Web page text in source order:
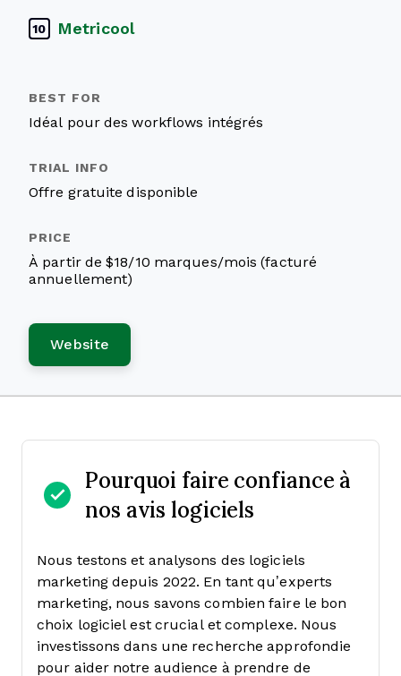
10 Metricool
Idéal pour des workflows intégrés
Offre gratuite disponible
À partir de $18/10 marques/mois (facturé
annuellement)
Website
Pourquoi faire confiance à
nos avis logiciels
Nous testons et analysons des logiciels
marketing depuis 2022. En tant qu’experts
marketing, nous savons combien faire le bon
choix logiciel est crucial et complexe. Nous
investissons dans une recherche approfondie
pour aider notre audience à prendre de